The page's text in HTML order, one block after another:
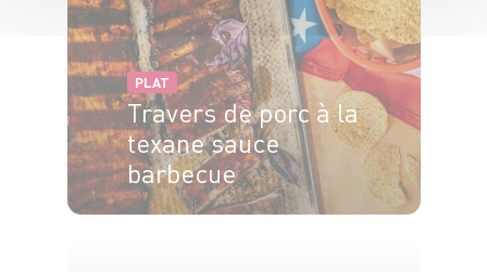
PLAT
Travers de porc à la
texane sauce
barbecue